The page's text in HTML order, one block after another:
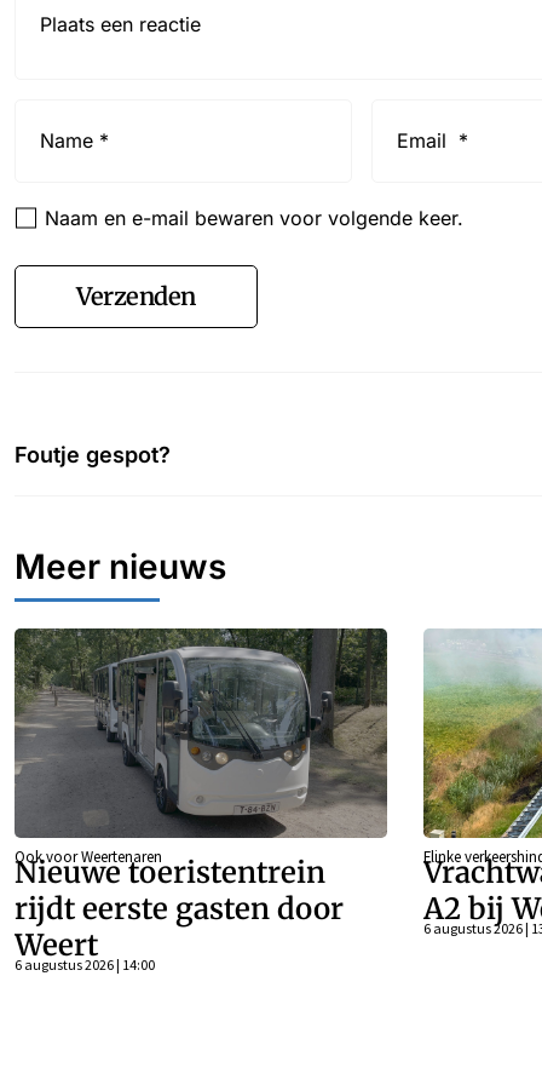
Naam en e-mail bewaren voor volgende keer.
Verzenden
Foutje gespot?
Meer nieuws
Ook voor Weertenaren
Nieuwe toeristentrein
rijdt eerste gasten door
Weert
6 augustus 2026 | 14:00
Flinke
A2 bij
6 augustus 2026 |